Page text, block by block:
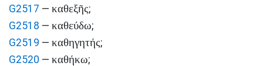
G2517 — καθεξῆς;
G2518 — καθεύδω;
G2519 — καθηγητής;
G2520 — καθήκω;